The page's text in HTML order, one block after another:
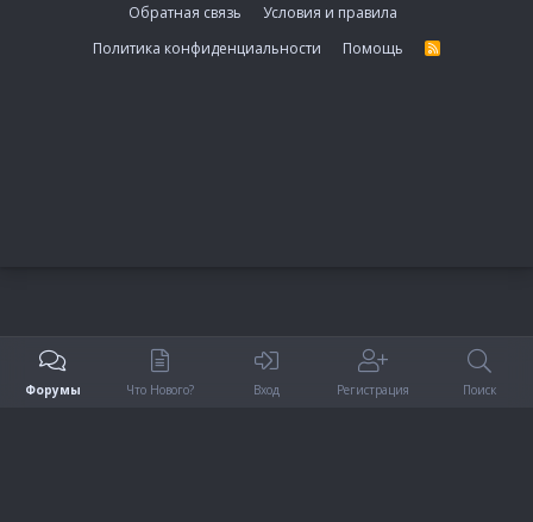
Обратная связь
Условия и правила
Политика конфиденциальности
Помощь
R
Форумы Что Нового? Вход Регистрация Поиск